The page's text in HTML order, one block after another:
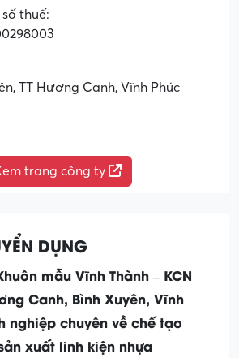
số thuế:
TT Hương Canh, Vĩnh Phúc
trang công ty
DỤNG
mẫu Vĩnh Thành – KCN
Canh, Bình Xuyên, Vĩnh
nghiệp chuyên về chế tạo
xuất linh kiện nhựa